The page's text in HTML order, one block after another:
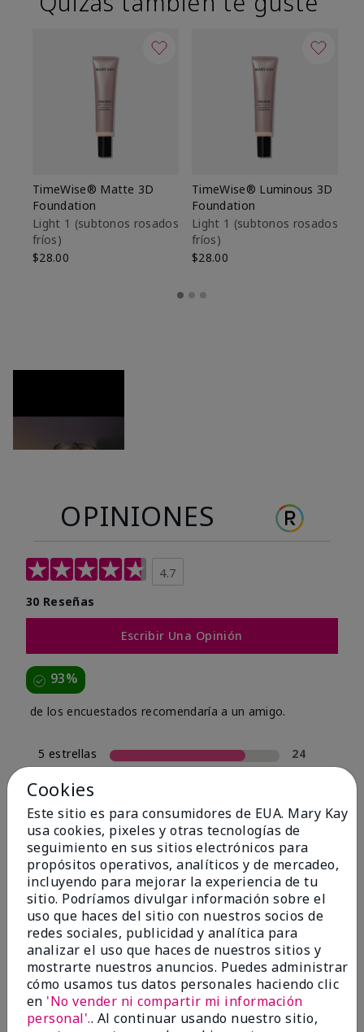
TimeWise® Matte 3D
Foundation
Light 1​ (subtonos rosados
fríos)
$28.00
TimeWise® Luminous 3D
Foundation
Light 1​ (subtonos rosados
fríos)
$28.00
OPINIONES
4.7
30 Reseñas
Escribir Una Opinión
93%
de los encuestados recomendaría a un amigo.
5 estrellas
24
4 estrellas
3 estrellas
0
2 estrellas
2
1 estrella
0
Tipo De Piel
Filtrar
reseñas
por
Tipo
de
piel
Cookies
Este sitio es para consumidores de EUA. Mary Kay
usa cookies, pixeles y otras tecnologías de
seguimiento en sus sitios electrónicos para
propósitos operativos, analíticos y de mercadeo,
incluyendo para mejorar la experiencia de tu
sitio. Podríamos divulgar información sobre el
uso que haces del sitio con nuestros socios de
redes sociales, publicidad y analítica para
analizar el uso que haces de nuestros sitios y
mostrarte nuestros anuncios. Puedes administrar
cómo usamos tus datos personales haciendo clic
en 'No vender ni compartir mi información
personal'.. Al continuar usando nuestro sitio,